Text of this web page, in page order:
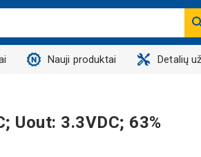
Nauji produktai Detalių
Uout: 3.3VDC; 63%